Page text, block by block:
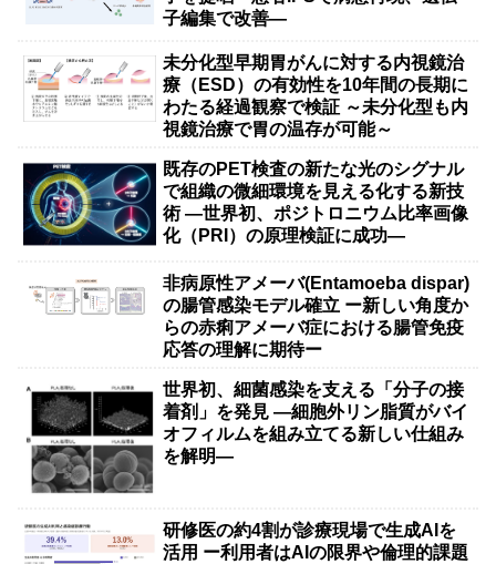
子編集で改善―
未分化型早期胃がんに対する内視鏡治
療（ESD）の有効性を10年間の長期に
わたる経過観察で検証 ～未分化型も内
視鏡治療で胃の温存が可能～
既存のPET検査の新たな光のシグナル
で組織の微細環境を見える化する新技
術 ―世界初、ポジトロニウム比率画像
化（PRI）の原理検証に成功―
非病原性アメーバ(Entamoeba dispar)
の腸管感染モデル確立 ー新しい角度か
らの赤痢アメーバ症における腸管免疫
応答の理解に期待ー
世界初、細菌感染を支える「分子の接
着剤」を発見 ―細胞外リン脂質がバイ
オフィルムを組み立てる新しい仕組み
を解明―
研修医の約4割が診療現場で生成AIを
活用 ー利用者はAIの限界や倫理的課題